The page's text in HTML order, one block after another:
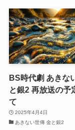
BS時代劇 あきな
と銀2 再放送の予
て
2025年4月4日
あきない世傳 金と銀2